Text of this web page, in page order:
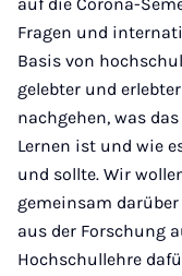
Fragen und
Basis von
gelebter und
nachgehen, was
Lernen ist und wie
und sollte. Wir
gemeinsam
aus der Forschung
Hochschullehre